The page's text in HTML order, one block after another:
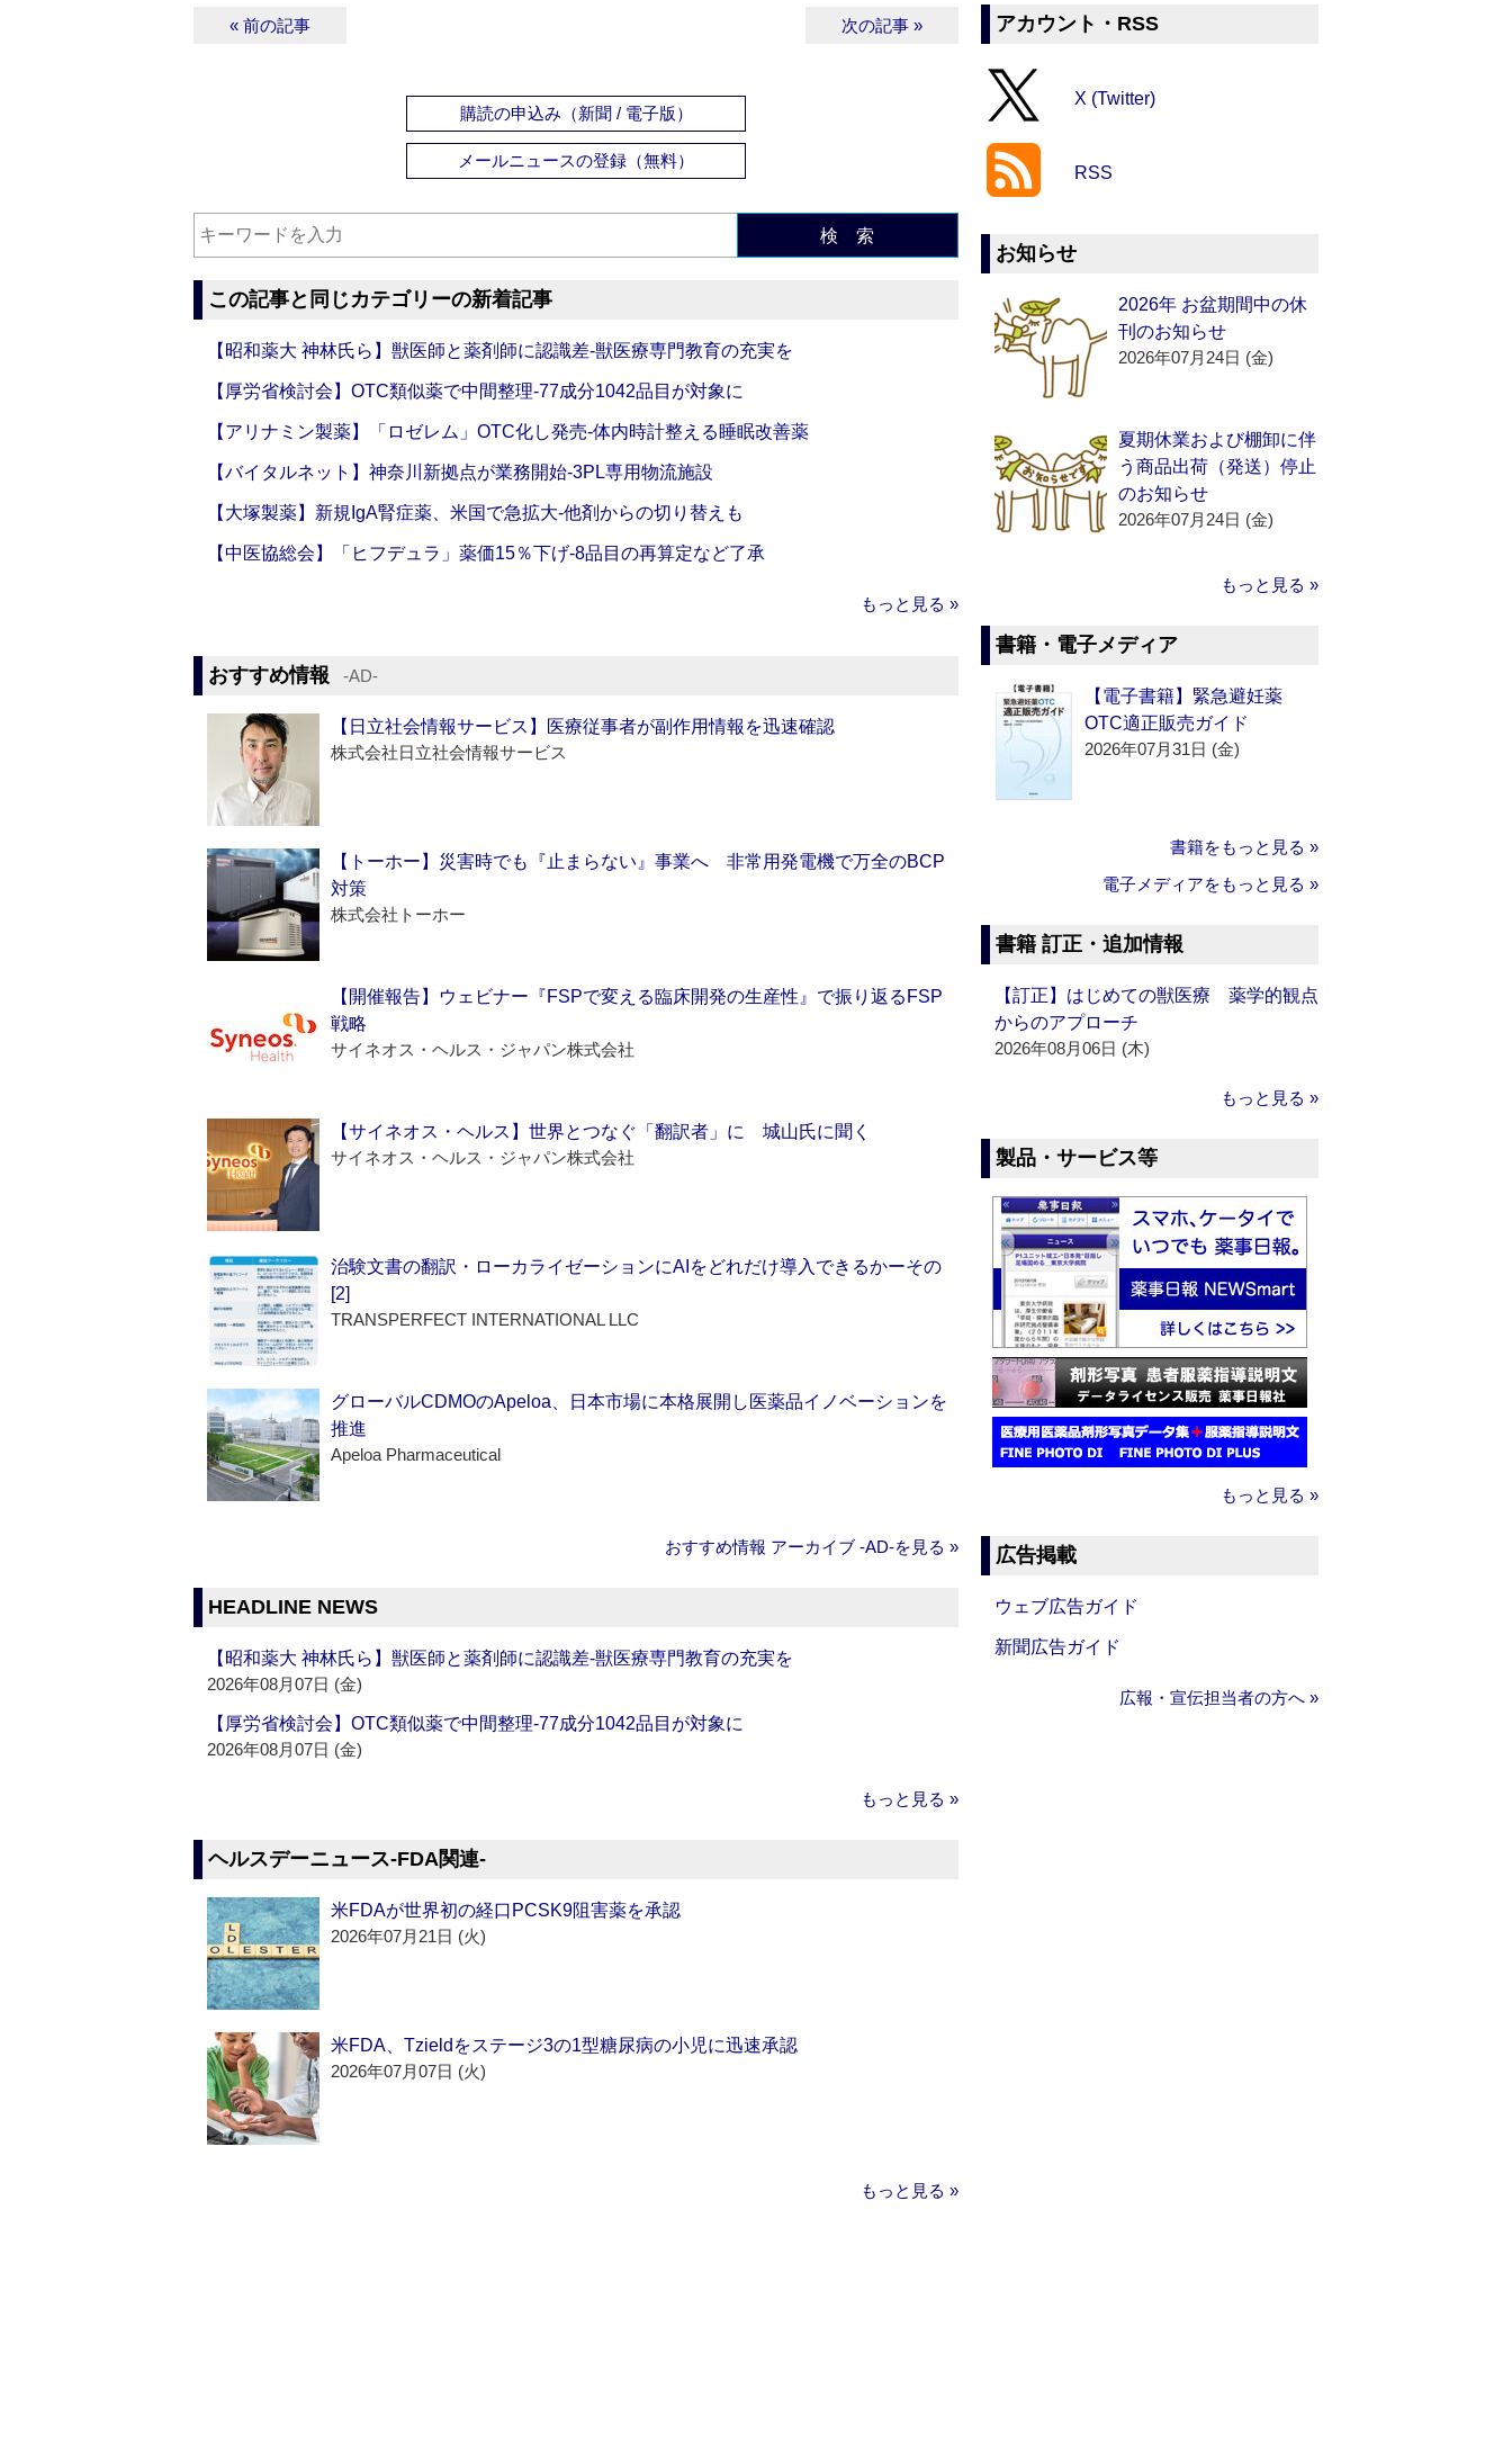
« 前の記事 次の記事 »
購読の申込み（新聞 / 電子版）
メールニュースの登録（無料）
検 索
この記事と同じカテゴリーの新着記事
【昭和薬大 神林氏ら】獣医師と薬剤師に認識差‐獣医療専門教育の充実を
【厚労省検討会】OTC類似薬で中間整理‐77成分1042品目が対象に
【アリナミン製薬】「ロゼレム」OTC化し発売‐体内時計整える睡眠改善薬
【バイタルネット】神奈川新拠点が業務開始‐3PL専用物流施設
【大塚製薬】新規IgA腎症薬、米国で急拡大‐他剤からの切り替えも
【中医協総会】「ヒフデュラ」薬価15％下げ‐8品目の再算定など了承
もっと見る »
おすすめ情報 ‐AD‐
【日立社会情報サービス】医療従事者が副作用情報を迅速確認
株式会社日立社会情報サービス
【トーホー】災害時でも『止まらない』事業へ 非常用発電機で万全のBCP
対策
株式会社トーホー
【開催報告】ウェビナー『FSPで変える臨床開発の生産性』で振り返るFSP
戦略
サイネオス・ヘルス・ジャパン株式会社
【サイネオス・ヘルス】世界とつなぐ「翻訳者」に 城山氏に聞く
サイネオス・ヘルス・ジャパン株式会社
治験文書の翻訳・ローカライゼーションにAIをどれだけ導入できるかーその
[2]
TRANSPERFECT INTERNATIONAL LLC
グローバルCDMOのApeloa、日本市場に本格展開し医薬品イノベーションを
推進
Apeloa Pharmaceutical
おすすめ情報 アーカイブ ‐AD‐を見る »
HEADLINE NEWS
【昭和薬大 神林氏ら】獣医師と薬剤師に認識差‐獣医療専門教育の充実を
2026年08月07日 (金)
【厚労省検討会】OTC類似薬で中間整理‐77成分1042品目が対象に
2026年08月07日 (金)
もっと見る »
ヘルスデーニュース‐FDA関連‐
米FDAが世界初の経口PCSK9阻害薬を承認
2026年07月21日 (火)
米FDA、Tzieldをステージ3の1型糖尿病の小児に迅速承認
2026年07月07日 (火)
もっと見る »
アカウント・RSS
X (Twitter)
RSS
お知らせ
2026年 お盆期間中の休
刊のお知らせ
2026年07月24日 (金)
夏期休業および棚卸に伴
う商品出荷（発送）停止
のお知らせ
2026年07月24日 (金)
もっと見る »
書籍・電子メディア
【電子書籍】緊急避妊薬
OTC適正販売ガイド
2026年07月31日 (金)
書籍をもっと見る »
電子メディアをもっと見る »
書籍 訂正・追加情報
【訂正】はじめての獣医療 薬学的観点
からのアプローチ
2026年08月06日 (木)
もっと見る »
製品・サービス等
もっと見る »
広告掲載
ウェブ広告ガイド
新聞広告ガイド
広報・宣伝担当者の方へ »